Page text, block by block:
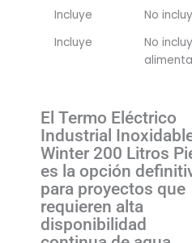
Incluye
No
Incluye
No
El Termo Eléctrico
Industrial
Winter 200 Litros
es la opción
para proyectos que
requieren alta
disponibilidad